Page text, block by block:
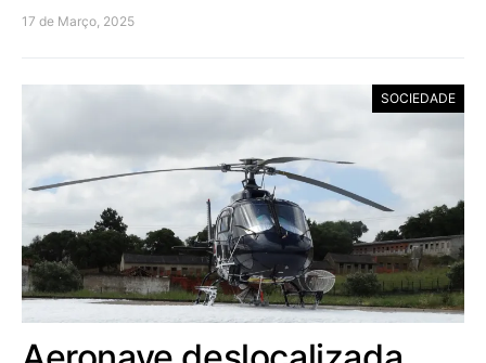
17 de Março, 2025
SOCIEDADE